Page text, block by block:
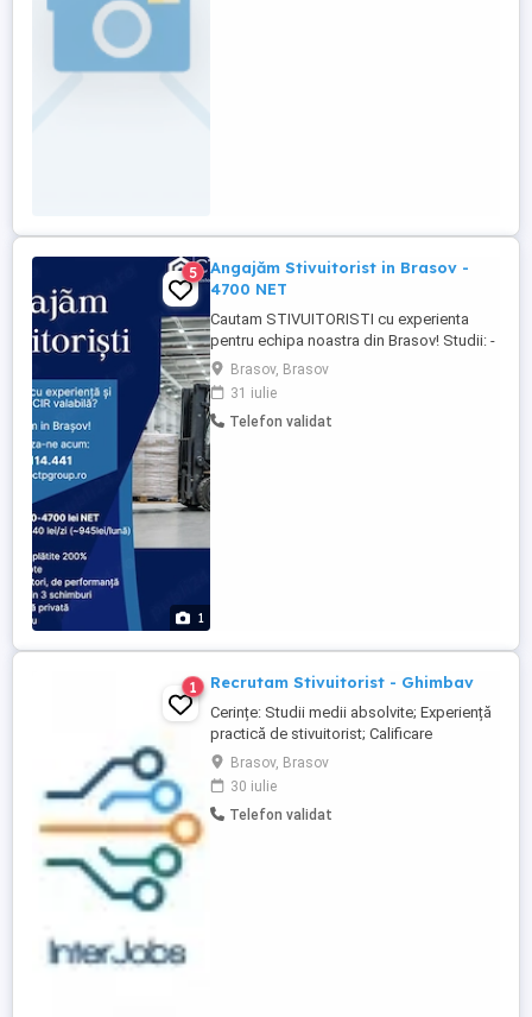
1
5
Angajăm Stivuitorist in Brasov -
4700 NET
Cautam STIVUITORISTI cu experienta
pentru echipa noastra din Brasov! Studii: -
Studii medii; -Autorizatie stivuitorist vizata
la zi; Competente: -Indemanare, rabdare,
capacitatea de a desfasura sarcini
repetitive; -Spirit de observatie dezvoltat,
Brasov, Brasov
31 iulie
Telefon validat
1 Recrutam Stivuitorist - Ghimbav
Cerințe: Studii medii absolvite; Experiență
practică de stivuitorist; Calificare
certificare de stivuitorist; Program în 2
schimburi (schimbul 3 și sâmbăta,
ocazional); Persoană serioasă, adaptabilă
și care lucrează cu acuratețe.
Brasov, Brasov
30 iulie
Telefon validat